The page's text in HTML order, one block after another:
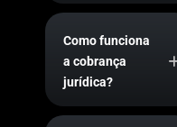
Como funciona
a cobrança
jurídica?